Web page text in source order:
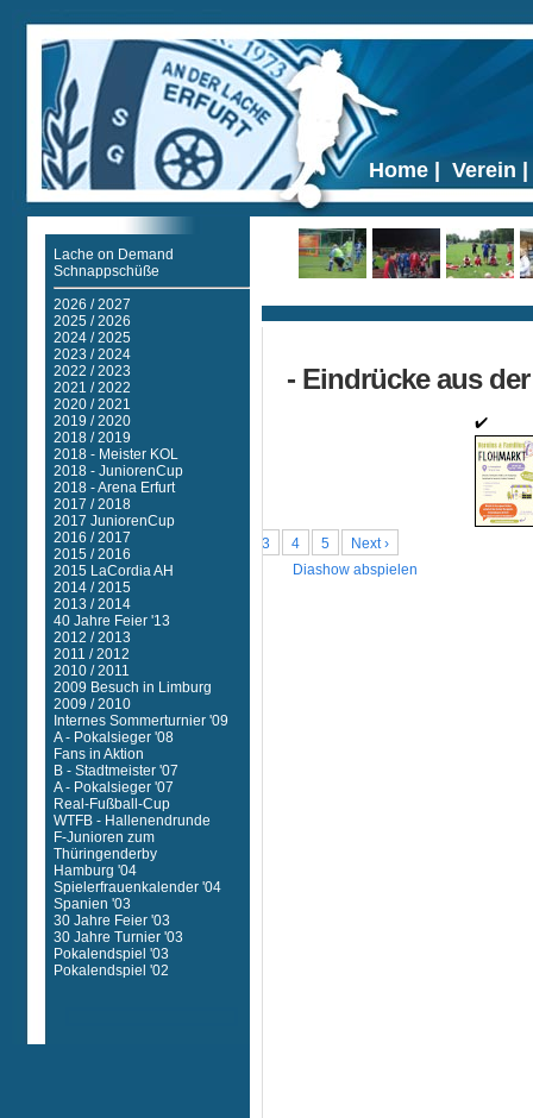
Home Verein
Lache on Demand
Schnappschüße
2026 / 2027
2025 / 2026
2024 / 2025
2023 / 2024
2022 / 2023
2021 / 2022
2020 / 2021
2019 / 2020
2018 / 2019
2018 - Meister KOL
2018 - JuniorenCup
2018 - Arena Erfurt
2017 / 2018
2017 JuniorenCup
2016 / 2017
2015 / 2016
2015 LaCordia AH
2014 / 2015
2013 / 2014
40 Jahre Feier '13
2012 / 2013
2011 / 2012
2010 / 2011
2009 Besuch in Limburg
2009 / 2010
Internes Sommerturnier '09
A - Pokalsieger '08
Fans in Aktion
B - Stadtmeister '07
A - Pokalsieger '07
Real-Fußball-Cup
WTFB - Hallenendrunde
F-Junioren zum
Thüringenderby
Hamburg '04
Spielerfrauenkalender '04
Spanien '03
30 Jahre Feier '03
30 Jahre Turnier '03
Pokalendspiel '03
Pokalendspiel '02
- Eindrücke aus
3 4 5
Next ›
Diashow abspielen